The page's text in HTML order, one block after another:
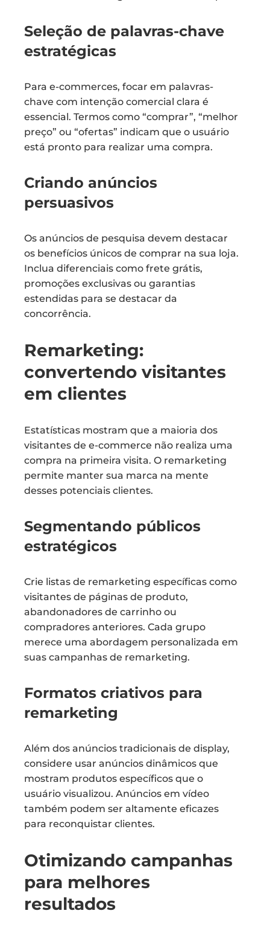
Seleção de palavras-chave
estratégicas
Para e-commerces, focar em palavras-
chave com intenção comercial clara é
essencial. Termos como “comprar”, “melhor
preço” ou “ofertas” indicam que o usuário
está pronto para realizar uma compra.
Criando anúncios
persuasivos
Os anúncios de pesquisa devem destacar
os benefícios únicos de comprar na sua loja.
Inclua diferenciais como frete grátis,
promoções exclusivas ou garantias
estendidas para se destacar da
concorrência.
Remarketing:
convertendo visitantes
em clientes
Estatísticas mostram que a maioria dos
visitantes de e-commerce não realiza uma
compra na primeira visita. O remarketing
permite manter sua marca na mente
desses potenciais clientes.
Segmentando públicos
estratégicos
Crie listas de remarketing específicas como
visitantes de páginas de produto,
abandonadores de carrinho ou
compradores anteriores. Cada grupo
merece uma abordagem personalizada em
suas campanhas de remarketing.
Formatos criativos para
remarketing
Além dos anúncios tradicionais de display,
considere usar anúncios dinâmicos que
mostram produtos específicos que o
usuário visualizou. Anúncios em vídeo
também podem ser altamente eficazes
para reconquistar clientes.
Otimizando campanhas
para melhores
resultados